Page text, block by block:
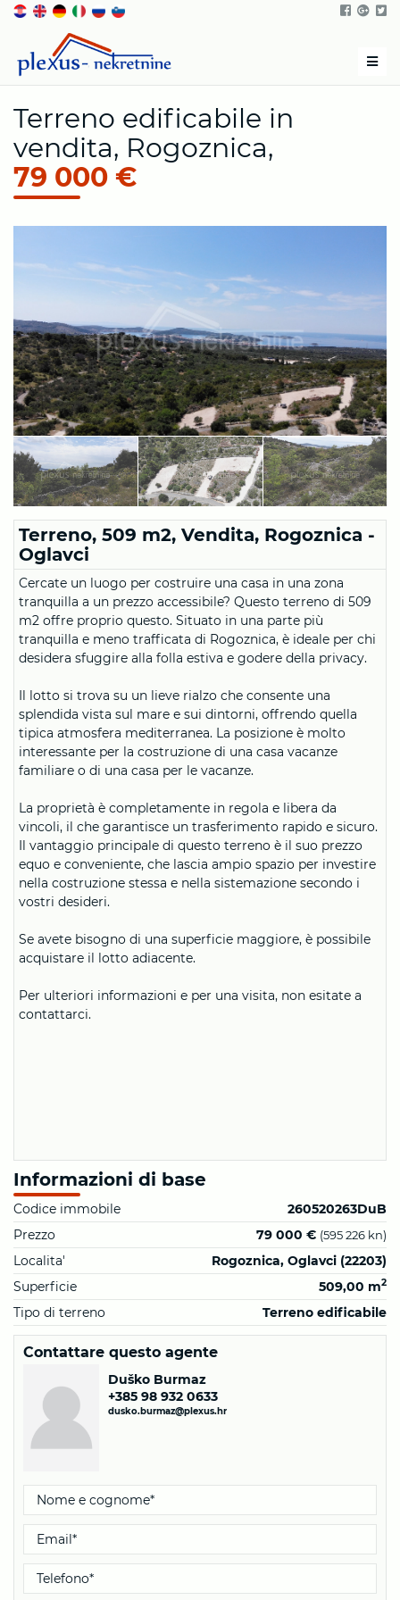
Menu
Terreno edificabile in
vendita, Rogoznica,
79 000 €
Terreno, 509 m2, Vendita, Rogoznica -
Oglavci
Cercate un luogo per costruire una casa in una zona
tranquilla a un prezzo accessibile? Questo terreno di 509
m2 offre proprio questo. Situato in una parte più
tranquilla e meno trafficata di Rogoznica, è ideale per chi
desidera sfuggire alla folla estiva e godere della privacy.
Il lotto si trova su un lieve rialzo che consente una
splendida vista sul mare e sui dintorni, offrendo quella
tipica atmosfera mediterranea. La posizione è molto
interessante per la costruzione di una casa vacanze
familiare o di una casa per le vacanze.
La proprietà è completamente in regola e libera da
vincoli, il che garantisce un trasferimento rapido e sicuro.
Il vantaggio principale di questo terreno è il suo prezzo
equo e conveniente, che lascia ampio spazio per investire
nella costruzione stessa e nella sistemazione secondo i
vostri desideri.
Se avete bisogno di una superficie maggiore, è possibile
acquistare il lotto adiacente.
Per ulteriori informazioni e per una visita, non esitate a
contattarci.
Informazioni di base
Codice immobile
260520263DuB
Prezzo
79 000 € (595 226 kn)
Localita'
Rogoznica, Oglavci (22203)
Superficie
509,00 m2
Tipo di terreno Terreno edificabile
Contattare questo agente
Duško Burmaz
+385 98 932 0633
dusko.burmaz@plexus.hr